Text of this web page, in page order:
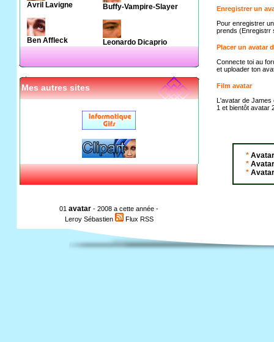
Avril Lavigne
Ben Affleck
Buffy-Vampire-Slayer
Leonardo Dicaprio
Mes autres sites
01 avatar - 2008 a cette année -
Leroy Sébastien
Flux RSS
Enregistrer un
Pour enregistrer
prends (Enregistrr
Placer un avatar
Connecte toi au
et uploader ton
Film avatar
L'avatar de James
1 et bientôt avatar
*
*
*